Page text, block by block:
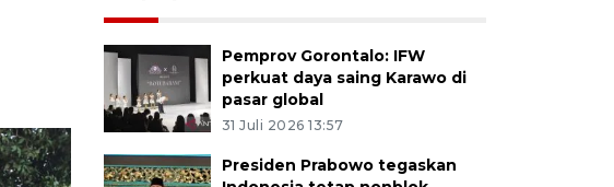
Pemprov Gorontalo: IFW
perkuat daya saing Karawo di
pasar global
31 Juli 2026 13:57
Presiden Prabowo tegaskan